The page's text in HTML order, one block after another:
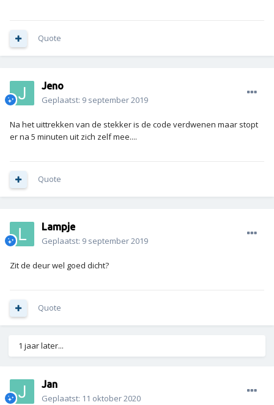
Quote
Jeno
Geplaatst: 9 september 2019
Na het uittrekken van de stekker is de code verdwenen maar stopt
er na 5 minuten uit zich zelf mee....
Quote
Lampje
Geplaatst: 9 september 2019
Zit de deur wel goed dicht?
Quote
1 jaar later...
Jan
Geplaatst: 11 oktober 2020